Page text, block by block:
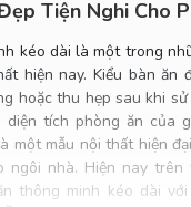
Tiện Nghi Cho
kéo dài là một trong
hiện nay. Kiểu bàn ăn
hoặc thu hẹp sau khi
tích phòng ăn của
một mẫu nội thất hiện
ngôi nhà. Hiện nay
thông minh kéo dài